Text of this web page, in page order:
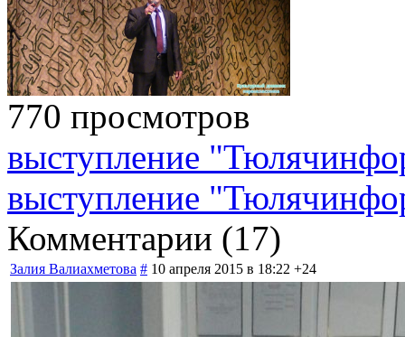
770 просмотров
выступление
выступление
Комментарии (17)
Залия Валиахметова # 10 апреля 2015 в 18:22 +24